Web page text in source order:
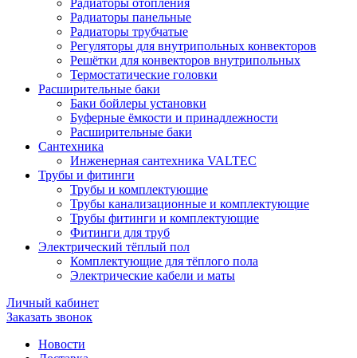
Радиаторы отопления
Радиаторы панельные
Радиаторы трубчатые
Регуляторы для внутрипольных конвекторов
Решётки для конвекторов внутрипольных
Термостатические головки
Расширительные баки
Баки бойлеры установки
Буферные ёмкости и принадлежности
Расширительные баки
Сантехника
Инженерная сантехника VALTEC
Трубы и фитинги
Трубы и комплектующие
Трубы канализационные и комплектующие
Трубы фитинги и комплектующие
Фитинги для труб
Электрический тёплый пол
Комплектующие для тёплого пола
Электрические кабели и маты
Личный кабинет
Заказать звонок
Новости